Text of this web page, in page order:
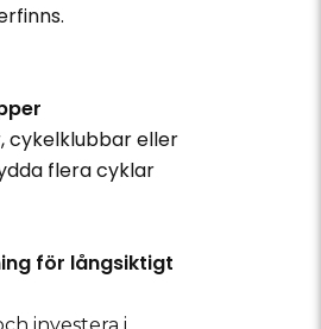
cykelklubbar eller
flera cyklar
för långsiktigt